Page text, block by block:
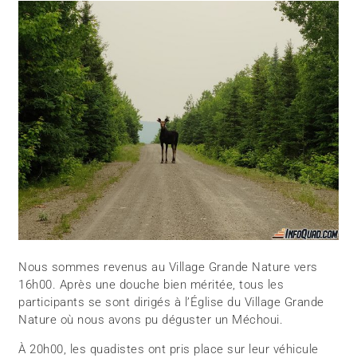
Nous sommes revenus au Village Grande Nature vers
16h00. Après une douche bien méritée, tous les
participants se sont dirigés à l’Église du Village Grande
Nature où nous avons pu déguster un Méchoui.
À 20h00, les quadistes ont pris place sur leur véhicule